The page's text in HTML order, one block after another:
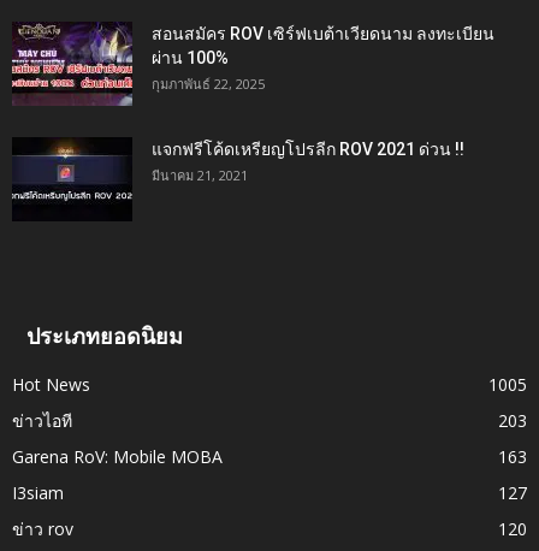
สอนสมัคร ROV เซิร์ฟเบต้าเวียดนาม ลงทะเบียน
ผ่าน 100%
กุมภาพันธ์ 22, 2025
แจกฟรีโค้ดเหรียญโปรลีก ROV 2021 ด่วน !!
มีนาคม 21, 2021
ประเภทยอดนิยม
Hot News
1005
ข่าวไอที
203
Garena RoV: Mobile MOBA
163
I3siam
127
ข่าว rov
120